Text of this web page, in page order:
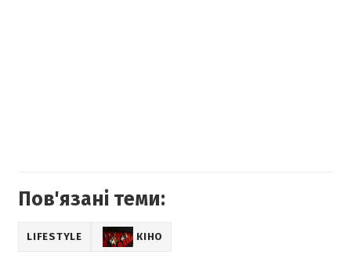
Пов'язані теми:
LIFESTYLE КІНО